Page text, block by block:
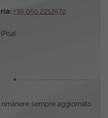
+39 050 2212970
sempre aggiornato